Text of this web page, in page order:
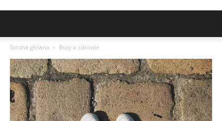
Strona główna Buty a zdrowie